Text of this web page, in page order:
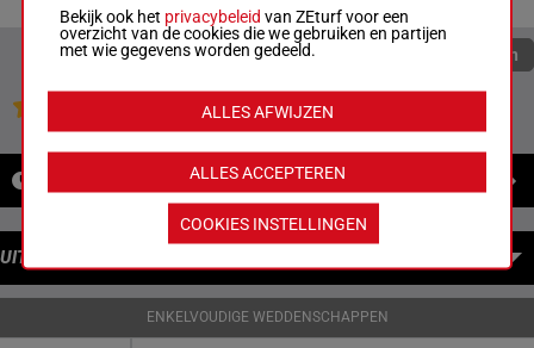
Quoteringen verversen
Jouw favoriete paarden
UITBETALINGEN
ENKELVOUDIGE WEDDENSCHAPPEN
Bekijk ook het privacybeleid van ZEturf voor een
overzicht van de cookies die we gebruiken en partijen
met wie gegevens worden gedeeld.
ALLES ACCEPTEREN
ALLES AFWIJZEN
COOKIES INSTELLINGEN